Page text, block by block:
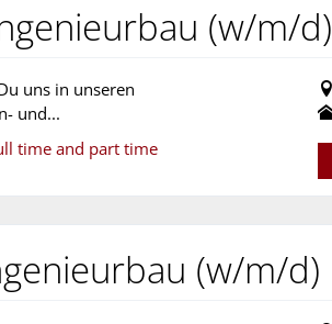
(w/m/d)
uns in unseren
und...
time and part time
(w/m/d)